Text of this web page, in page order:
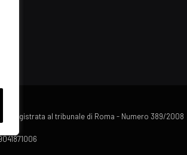
registrata al tribunale di Roma - Numero 389/2008